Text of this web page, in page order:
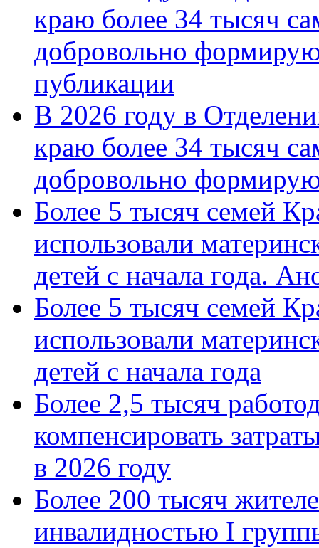
краю более 34 тысяч
добровольно
публикации
В 2026 году в
краю более 34 тысяч
добровольно
Более 5 тысяч семей
использовали
детей с начала года.
Более 5 тысяч семей
использовали
детей с начала года
Более 2,5 тысяч
компенсировать
в 2026 году
Более 200 тысяч
инвалидностью I